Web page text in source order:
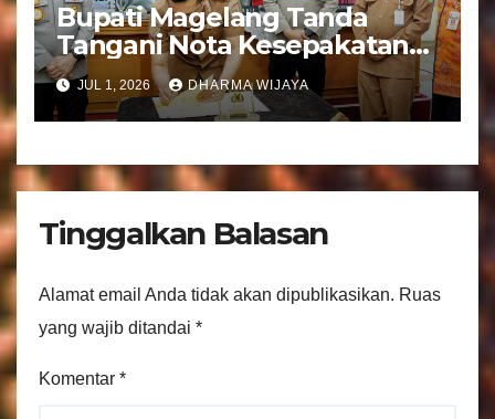
Bupati Magelang Tanda
Tangani Nota Kesepakatan
Pengalihan Pelayanan
Regident Di Kecamatan
Bandongan
JUL 1, 2026 DHARMA WIJAYA
Tinggalkan Balasan
Alamat email Anda tidak akan dipublikasikan. Ruas
yang wajib ditandai *
Komentar *